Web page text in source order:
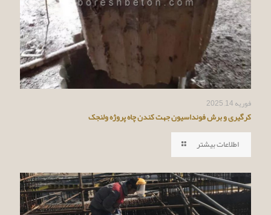
فوریه 14, 2025
کرگیری و برش فونداسیون جهت کندن چاه پروژه ولنجک
اطلاعات بیشتر